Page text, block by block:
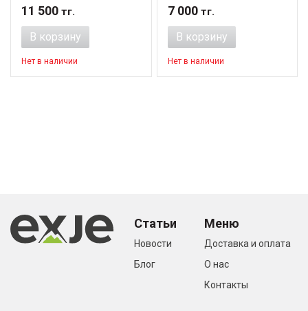
11 500 тг.
В корзину
Нет в наличии
7 000 тг.
В корзину
Нет в наличии
Статьи
Новости
Блог
Меню
Доставка и оплата
О нас
Контакты